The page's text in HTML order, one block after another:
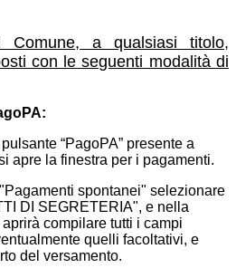
a qualsiasi titolo,
con le seguenti modalità di
“PagoPA” presente a
apre la finestra per i pagamenti.
spontanei" selezionare
DI SEGRETERIA", e nella
compilare tutti i campi
quelli facoltativi, e
del versamento.